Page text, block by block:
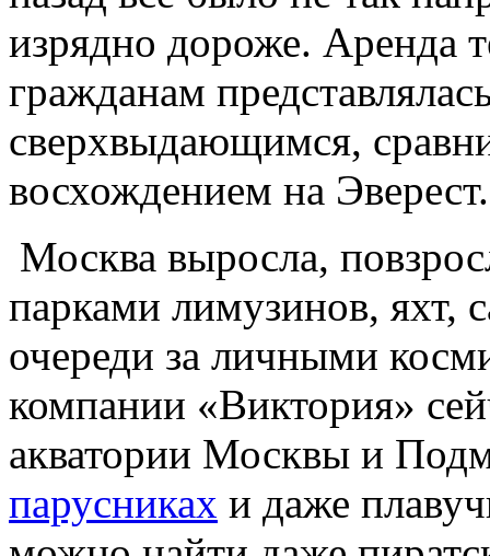
изрядно дороже. Аренда
гражданам
сверхвыдающимся,
восхождением на Эверест.
Москва выросла,
парками лимузинов, яхт,
очереди за личными
компании «Виктория»
акватории Москвы и
парусниках и даже